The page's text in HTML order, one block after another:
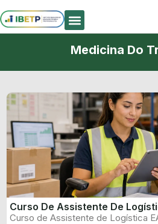
Medicina Do
Curso De Assistente De
Curso de Assistente de Logística